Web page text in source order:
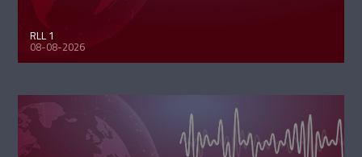
RLL 1
08-08-2026